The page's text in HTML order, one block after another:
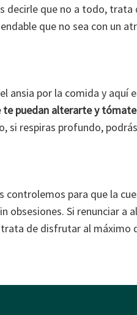
decirle que no a todo, trata
que no sea con un
ansia por la comida y aquí
te puedan alterarte y
si respiras profundo,
controlemos para que la
obsesiones. Si renunciar a
de disfrutar al máximo